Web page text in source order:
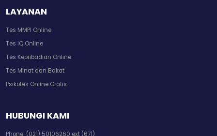
LAYANAN
Tes MMPI Online
Tes IQ Online
Tes Kepribadian Online
Tes Minat dan Bakat
Psikotes Online Gratis
HUBUNGI KAMI
Phone: (021) 50106260 ext (671)